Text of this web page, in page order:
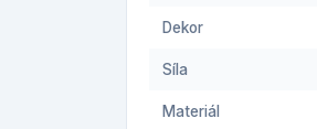
Dekor
Síla
Materiál